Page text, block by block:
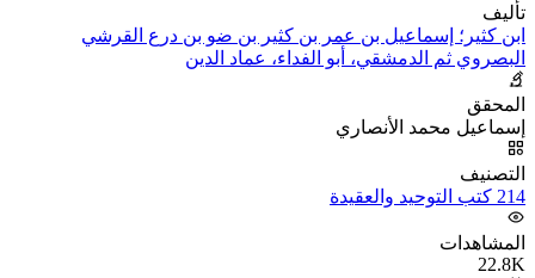
تأليف
ابن كثير؛ إسماعيل بن عمر بن كثير بن ضو بن درع القرشي
البصروي ثم الدمشقي، أبو الفداء، عماد الدين
المحقق
إسماعيل محمد الأنصاري
التصنيف
214 كتب التوحيد والعقيدة
المشاهدات
22.8K